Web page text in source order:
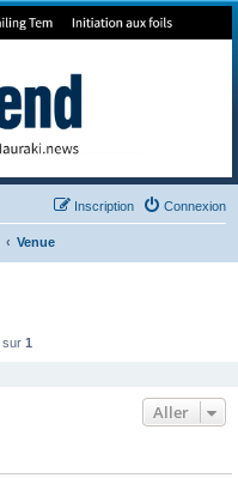
Connexion
Inscription
Venue
sur 1
Aller